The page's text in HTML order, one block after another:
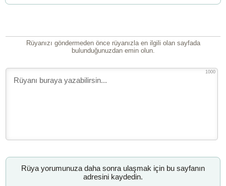
Rüyanızı göndermeden önce rüyanızla en ilgili olan sayfada
bulunduğunuzdan emin olun.
1000
Rüya yorumunuza daha sonra ulaşmak için bu sayfanın
adresini kaydedin.